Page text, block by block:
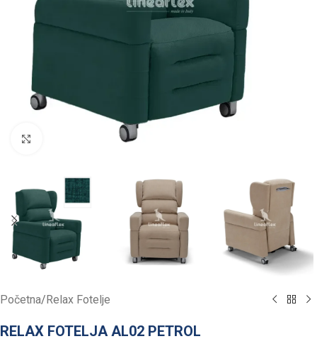
Click to enlarge
Početna/Relax Fotelje
RELAX FOTELJA AL02 PETROL